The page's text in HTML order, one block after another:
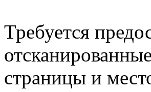
Требуется
страницы и